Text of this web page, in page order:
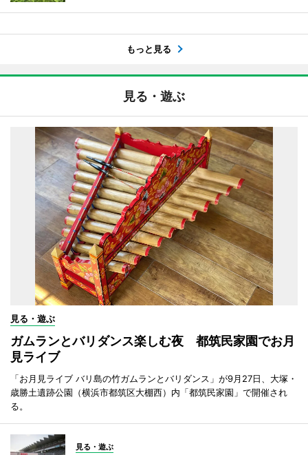
もっと見る
見る・遊ぶ
見る・遊ぶ
ガムランとバリダンス楽しむ夜 都筑民家園でお月
見ライブ
「お月見ライブ バリ島の竹ガムランとバリダンス」が9月27日、大塚・
歳勝土遺跡公園（横浜市都筑区大棚西）内「都筑民家園」で開催され
る。
見る・遊ぶ